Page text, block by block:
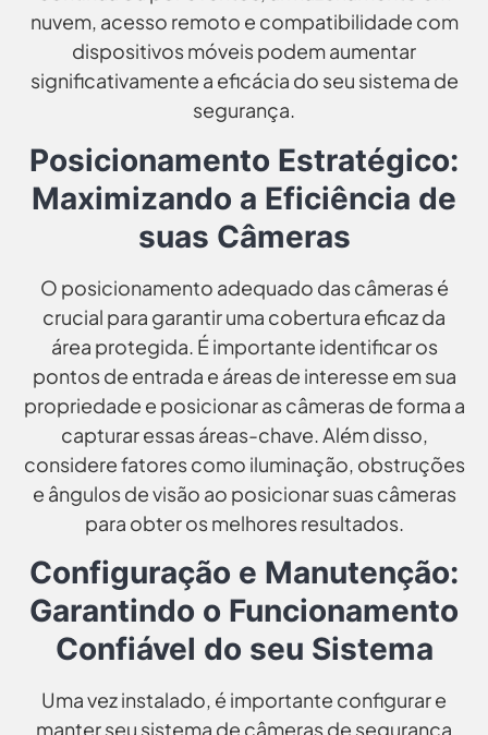
nuvem, acesso remoto e compatibilidade com
dispositivos móveis podem aumentar
significativamente a eficácia do seu sistema de
segurança.
Posicionamento Estratégico:
Maximizando a Eficiência de
suas Câmeras
O posicionamento adequado das câmeras é
crucial para garantir uma cobertura eficaz da
área protegida. É importante identificar os
pontos de entrada e áreas de interesse em sua
propriedade e posicionar as câmeras de forma a
capturar essas áreas-chave. Além disso,
considere fatores como iluminação, obstruções
e ângulos de visão ao posicionar suas câmeras
para obter os melhores resultados.
Configuração e Manutenção:
Garantindo o Funcionamento
Confiável do seu Sistema
Uma vez instalado, é importante configurar e
manter seu sistema de câmeras de segurança